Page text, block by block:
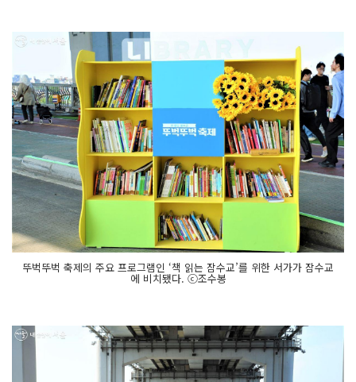
뚜벅뚜벅 축제의 주요 프로그램인 ‘책 읽는 잠수교’를 위한 서가가 잠수교
에 비치됐다. ⓒ조수봉